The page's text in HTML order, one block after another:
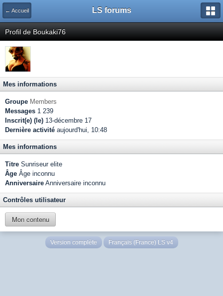
← Accueil LS forums
Profil de Boukaki76
Mes informations
Groupe Members
Messages 1 239
Inscrit(e) (le) 13-décembre 17
Dernière activité aujourd'hui, 10:48
Mes informations
Titre Sunriseur elite
Âge Âge inconnu
Anniversaire Anniversaire inconnu
Contrôles utilisateur
Mon contenu
Version complète Français (France) LS v4